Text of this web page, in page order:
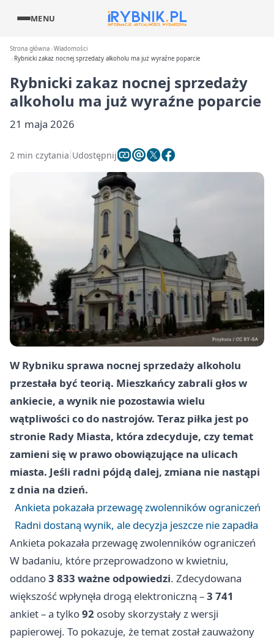
MENU
Strona główna Wiadomości
Rybnicki zakaz nocnej sprzedaży alkoholu ma już wyraźne poparcie
Rybnicki zakaz nocnej sprzedaży
alkoholu ma już wyraźne poparcie
21 maja 2026
2 min czytania Udostępnij
W Rybniku sprawa nocnej sprzedaży alkoholu
przestała być teorią. Mieszkańcy zabrali głos w
ankiecie, a wynik nie pozostawia wielu
wątpliwości co do nastrojów. Teraz piłka jest po
stronie Rady Miasta, która zdecyduje, czy temat
zamieni się w prawo obowiązujące na ulicach
miasta. Jeśli radni pójdą dalej, zmiana nie nastąpi
z dnia na dzień.
Ankieta pokazała przewagę zwolenników ograniczeń
Radni dostaną wynik, ale decyzja jeszcze nie zapadła
Ankieta pokazała przewagę zwolenników ograniczeń
W badaniu, które przeprowadzono w kwietniu,
oddano3 833 ważne odpowiedzi. Zdecydowana
większość wpłynęła drogą elektroniczną –3 741
ankiet – a tylko92 osoby skorzystały z wersji
papierowej. To pokazuje, że temat został zauważony